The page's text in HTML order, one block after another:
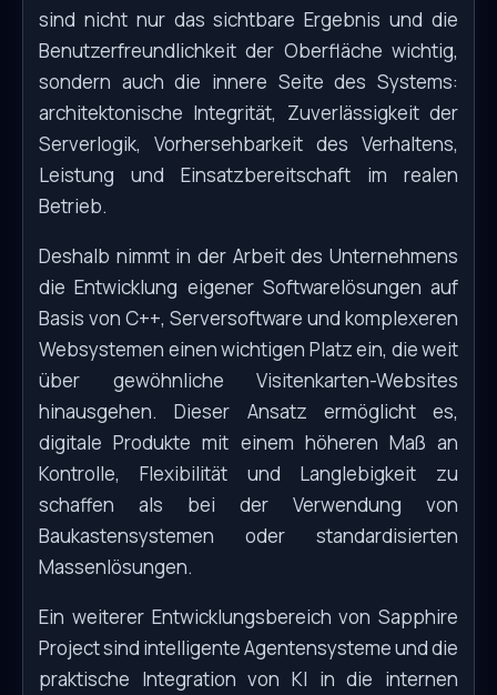
sind nicht nur das sichtbare Ergebnis und die
Benutzerfreundlichkeit der Oberfläche wichtig,
sondern auch die innere Seite des Systems:
architektonische Integrität, Zuverlässigkeit der
Serverlogik, Vorhersehbarkeit des Verhaltens,
Leistung und Einsatzbereitschaft im realen
Betrieb.
Deshalb nimmt in der Arbeit des Unternehmens
die Entwicklung eigener Softwarelösungen auf
Basis von C++, Serversoftware und komplexeren
Websystemen einen wichtigen Platz ein, die weit
über gewöhnliche Visitenkarten-Websites
hinausgehen. Dieser Ansatz ermöglicht es,
digitale Produkte mit einem höheren Maß an
Kontrolle, Flexibilität und Langlebigkeit zu
schaffen als bei der Verwendung von
Baukastensystemen oder standardisierten
Massenlösungen.
Ein weiterer Entwicklungsbereich von Sapphire
Project sind intelligente Agentensysteme und die
praktische Integration von KI in die internen